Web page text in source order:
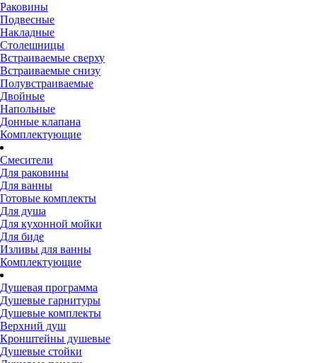
Раковины
Подвесные
Накладные
Столешницы
Встраиваемые сверху
Встраиваемые снизу
Полувстраиваемые
Двойные
Напольные
Донные клапана
Комплектующие
Смесители
Для раковины
Для ванны
Готовые комплекты
Для душа
Для кухонной мойки
Для биде
Изливы для ванны
Комплектующие
Душевая программа
Душевые гарнитуры
Душевые комплекты
Верхний душ
Кронштейны душевые
Душевые стойки